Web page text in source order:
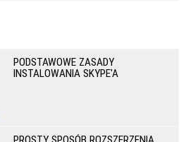
PODSTAWOWE ZASADY
INSTALOWANIA SKYPE'A